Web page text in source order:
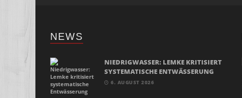
NEWS
NIEDRIGWASSER: LEMKE KRITISIERT
SYSTEMATISCHE ENTWÄSSERUNG
6. AUGUST 2026